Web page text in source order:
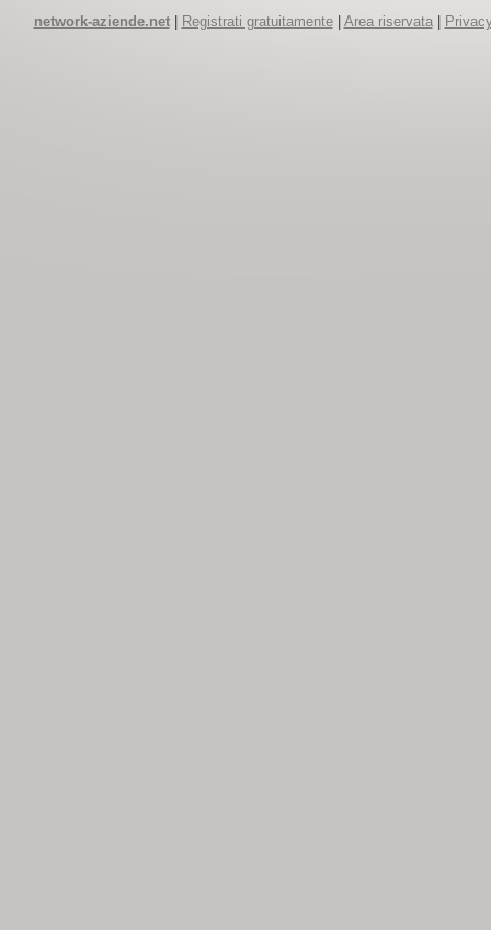
network-aziende.net| Registrati gratuitamente| Area riservata|